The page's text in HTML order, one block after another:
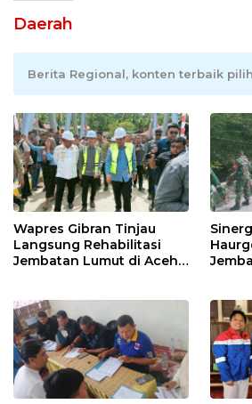
Daerah
Berita Regional, konten terbaik
Wapres Gibran Tinjau
Langsung Rehabilitasi
Jembatan Lumut di Aceh